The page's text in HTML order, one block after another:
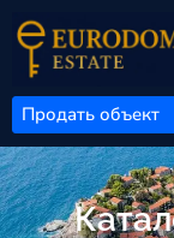
Продать объект